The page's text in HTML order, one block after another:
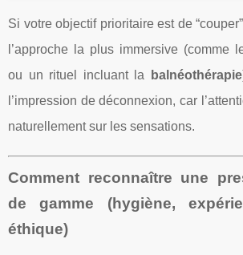
Si votre objectif prioritaire est de
l’approche la plus immersive (comme
ou un rituel incluant la
balnéothérapie
l’impression de déconnexion, car
naturellement sur les sensations.
Comment reconnaître une
de gamme (hygiène,
éthique)